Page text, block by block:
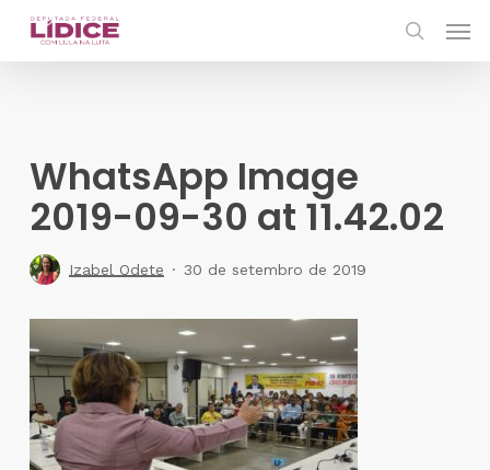
Skip
WhatsApp Image
2019-09-30 at 11.42.02
Izabel Odete 30 de setembro de 2019